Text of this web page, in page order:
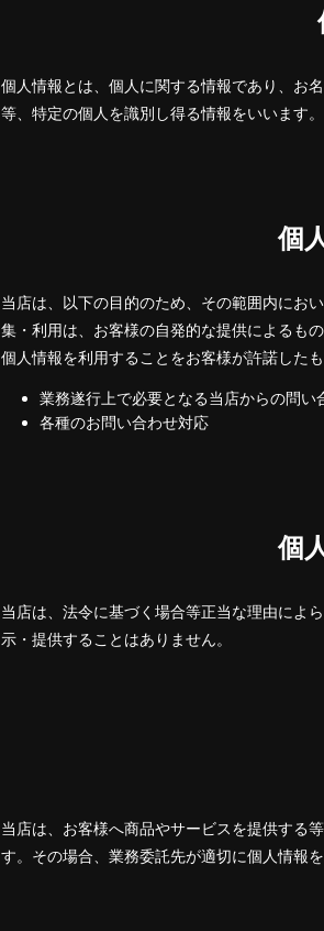
個人情報とは、個人に関する情報であり、お
等、特定の個人を識別し得る情報をいいます。
個
当店は、以下の目的のため、その範囲内にお
集・利用は、お客様の自発的な提供によるも
個人情報を利用することをお客様が許諾したも
業務遂行上で必要となる当店からの問
各種のお問い合わせ対応
個
当店は、法令に基づく場合等正当な理由によ
示・提供することはありません。
当店は、お客様へ商品やサービスを提供する
す。その場合、業務委託先が適切に個人情報